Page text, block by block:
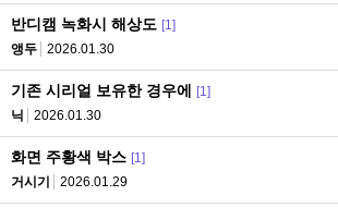
반디캠 녹화시 해상도 [1]
앵두
2026.01.30
기존 시리얼 보유한 경우에
[1]
닉
2026.01.30
화면 주황색 박스 [1]
거시기
2026.01.29